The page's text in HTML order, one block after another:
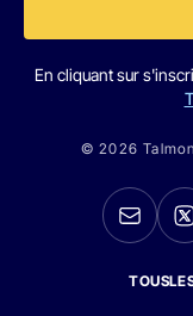
En cliquant sur
© 2026